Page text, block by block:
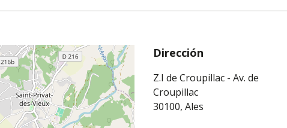
Dirección
Z.I de Croupillac - Av. de
Croupillac
30100, Ales